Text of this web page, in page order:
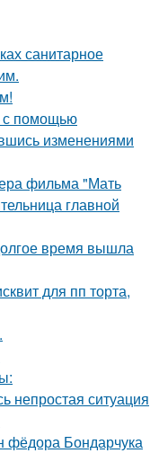
санитарное
с помощью
изменениями
фильма "Мать
главной
время вышла
для пп торта,
непростая ситуация
Бондарчука